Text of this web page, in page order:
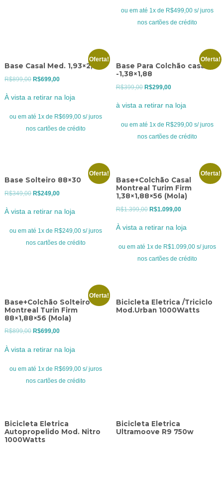
era:
R$699,00.
é:
R$499,00.
ou em até 1x de R$499,00 s/ juros
nos cartões de crédito
Oferta!
Base Casal Med. 1,93×2,03
R$899,00 O
era:
R$899,00.
R$699,00O
atual
é:
R$699,00.
À vista a retirar na loja
ou em até 1x de R$699,00 s/ juros
nos cartões de crédito
Oferta!
Base Para Colchão casal
-1,38×1,88
R$399,00 O
era:
R$399,00.
R$299,00O
atual
é:
R$299,00.
à vista a retirar na loja
ou em até 1x de R$299,00 s/ juros
nos cartões de crédito
Oferta!
Base Solteiro 88×30
R$349,00 O
era:
R$349,00.
R$249,00O
atual
é:
R$249,00.
À vista a retirar na loja
ou em até 1x de R$249,00 s/ juros
nos cartões de crédito
Oferta!
Base+Colchão Casal
Montreal Turim Firm
1,38×1,88×56 (Mola)
R$1.399,00 O
era:
R$1.399,00.
R$1.099,00O
atual
é:
R$1.099,00.
À vista a retirar na loja
ou em até 1x de R$1.099,00 s/ juros
nos cartões de crédito
Oferta!
Base+Colchão Solteiro
Montreal Turin Firm
88×1,88×56 (Mola)
R$899,00 O
era:
R$899,00.
R$699,00O
atual
é:
R$699,00.
À vista a retirar na loja
ou em até 1x de R$699,00 s/ juros
nos cartões de crédito
Bicicleta Eletrica /Triciclo
Mod.Urban 1000Watts
Bicicleta Eletrica
Autopropelido Mod. Nitro
1000Watts
Bicicleta Eletrica
Ultramoove R9 750w